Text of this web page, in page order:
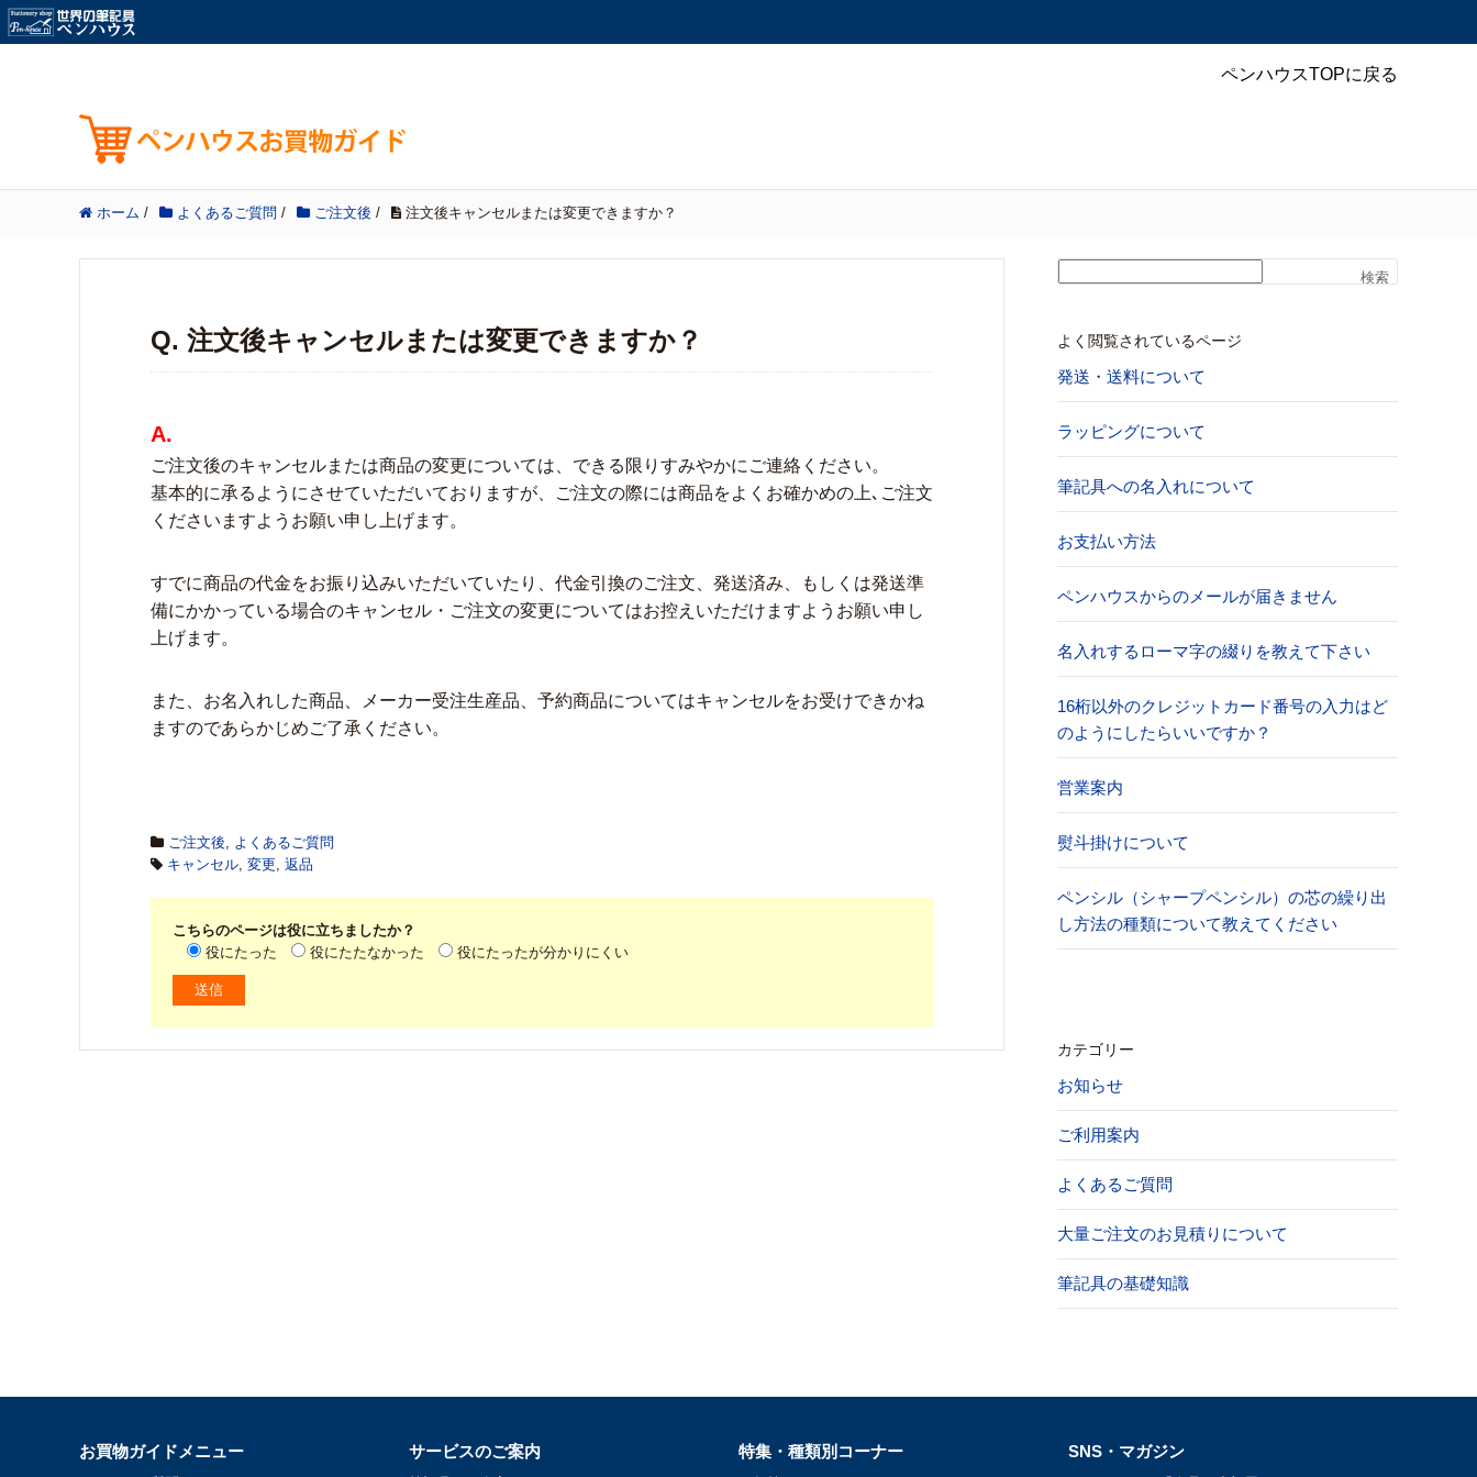
ペンハウスTOPに戻る
ホーム / よくあるご質問 / ご注文後 / 注文後キャンセルまたは変更できますか？
Q. 注文後キャンセルまたは変更できますか？
A.
ご注文後のキャンセルまたは商品の変更については、できる限りすみやかにご連絡ください。
基本的に承るようにさせていただいておりますが、ご注文の際には商品をよくお確かめの上､ご注文
くださいますようお願い申し上げます。
すでに商品の代金をお振り込みいただいていたり、代金引換のご注文、発送済み、もしくは発送準
備にかかっている場合のキャンセル・ご注文の変更についてはお控えいただけますようお願い申し
上げます。
また、お名入れした商品、メーカー受注生産品、予約商品についてはキャンセルをお受けできかね
ますのであらかじめご了承ください。
ご注文後, よくあるご質問
キャンセル, 変更, 返品
こちらのページは役に立ちましたか？
役にたった
役にたたなかった 役にたったが分かりにくい
検索
よく閲覧されているページ
発送・送料について
ラッピングについて
筆記具への名入れについて
お支払い方法
ペンハウスからのメールが届きません
名入れするローマ字の綴りを教えて下さい
16桁以外のクレジットカード番号の入力はど
のようにしたらいいですか？
営業案内
熨斗掛けについて
ペンシル（シャープペンシル）の芯の繰り出
し方法の種類について教えてください
カテゴリー
お知らせ
ご利用案内
よくあるご質問
大量ご注文のお見積りについて
筆記具の基礎知識
お買物ガイドメニュー サービスのご案内 特集・種類別コーナー SNS・マガジン